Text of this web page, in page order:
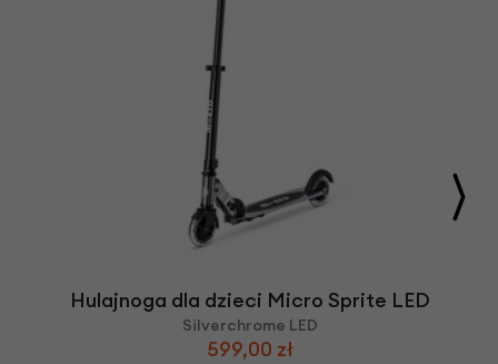
Hulajnoga dla dzieci Micro Sprite LED
Silverchrome LED
599,00 zł